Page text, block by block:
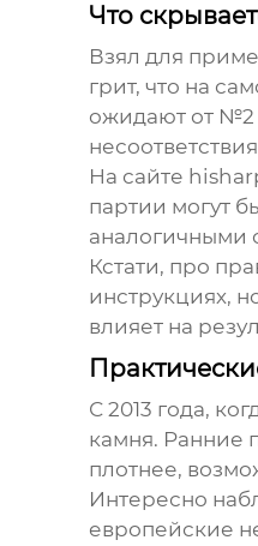
Что
Взял для
грит, что на
ожидают от №2
На сайте
партии могут
аналогичными
Кстати, про
инструкциях,
влияет на
С 2013 года,
камня. Ранние
плотнее,
Интересно
европейские